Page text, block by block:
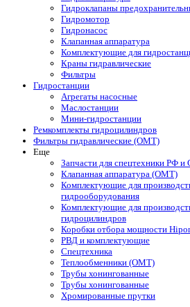
Гидроклапаны
Гидромотор
Гидронасос
Клапанная аппаратура
Комплектующие для
Краны гидравлические
Фильтры
Гидростанции
Агрегаты насосные
Маслостанции
Мини-гидростанции
Ремкомплекты гидроцилиндров
Фильтры гидравлические (OMT)
Еще
Запчасти для спецтехники РФ и
Клапанная аппаратура (OMT)
Комплектующие для
гидрооборудования
Комплектующие для
гидроцилиндров
Коробки отбора мощности
РВД и комплектующие
Спецтехника
Теплообменники (OMT)
Трубы хонингованные
Трубы хонингованные
Хромированные прутки